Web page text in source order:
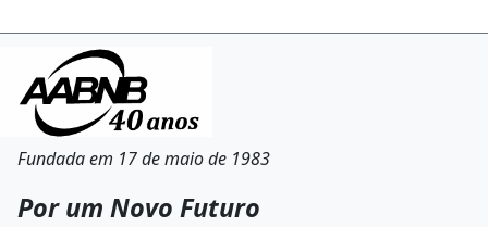
Fundada em 17 de maio de 1983
Por um Novo Futuro